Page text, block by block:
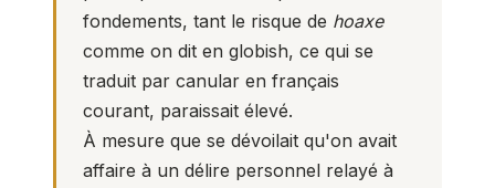
fondements, tant le risque de hoaxe
comme on dit en globish, ce qui se
traduit par canular en français
courant, paraissait élevé.
À mesure que se dévoilait qu'on avait
affaire à un délire personnel relayé à